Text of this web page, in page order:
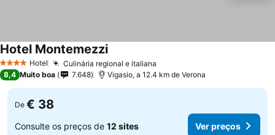
4 EstrelasHotel Culinária regional e italiana
Hotel MontemezziVer preços
8,4 Muito boa 7.648 Vigasio, a 12.4 km de Verona
De € 38
Consulte os preços de 12 sites Ver preços